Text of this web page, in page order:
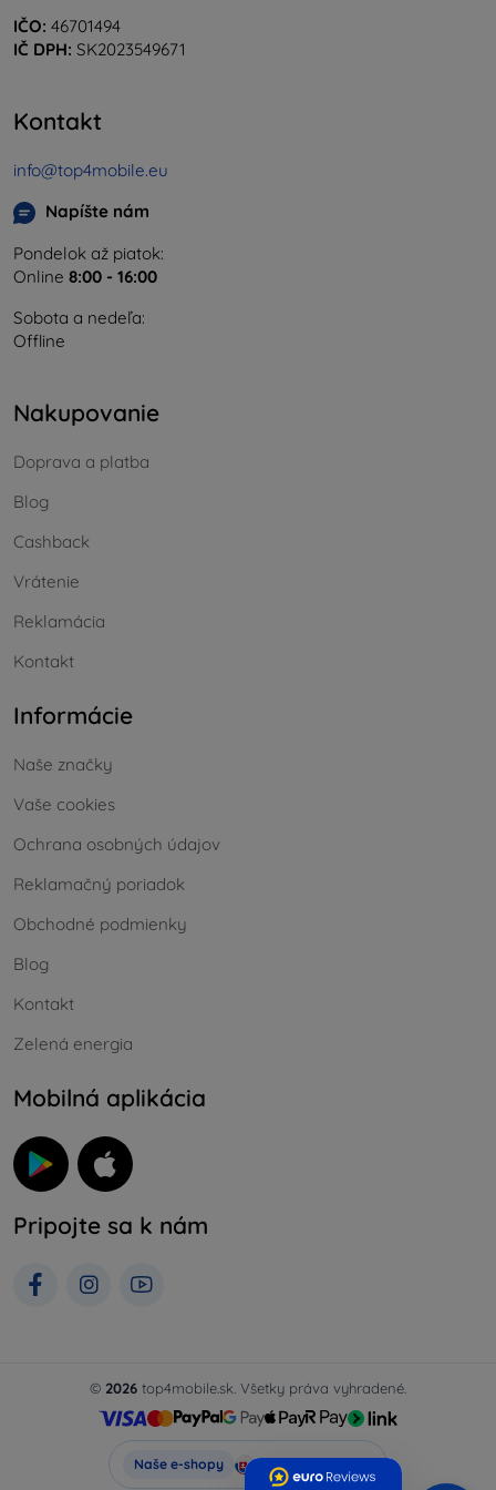
IČO: 46701494
IČ DPH: SK2023549671
Kontakt
info@top4mobile.eu
Napíšte nám
Pondelok až piatok:
Online 8:00 - 16:00
Sobota a nedeľa:
Offline
Nakupovanie
Doprava a platba
Blog
Cashback
Vrátenie
Reklamácia
Kontakt
Informácie
Naše značky
Vaše cookies
Ochrana osobných údajov
Reklamačný poriadok
Obchodné podmienky
Blog
Kontakt
Zelená energia
Mobilná aplikácia
Pripojte sa k nám
© 2026 top4mobile.sk. Všetky práva vyhradené.
Naše e-shopy Top4Mobile.sk